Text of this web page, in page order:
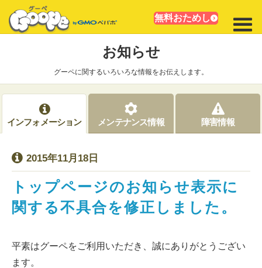
無料おためし
お知らせ
グーペに関するいろいろな情報をお伝えします。
インフォメーション メンテナンス情報 障害情報
2015年11月18日
トップページのお知らせ表示に
関する不具合を修正しました。
平素はグーペをご利用いただき、誠にありがとうござい
ます。